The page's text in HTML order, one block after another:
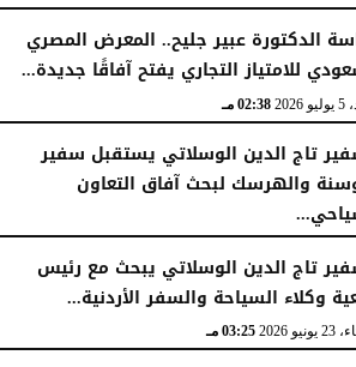
الدكتورة عبير جليح.. المعرض المصري
للامتياز التجاري يفتح آفاقًا جديدة...
02:38 مـ
تاج الدين الوسلاتي يستقبل سفير
والهرسك لبحث آفاق التعاون
تاج الدين الوسلاتي يبحث مع رئيس
وكلاء السياحة والسفر الأردنية...
2026 03:25 مـ